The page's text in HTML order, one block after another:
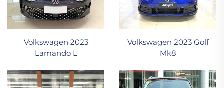
Volkswagen 2023
Lamando L
Volkswagen 2023 Golf
Mk8